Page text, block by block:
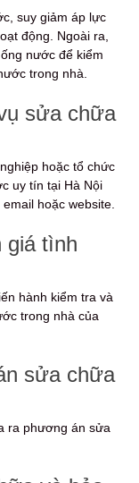
suy giảm áp lực
động. Ngoài ra,
nước để kiểm
trong nhà.
sửa chữa
hoặc tổ chức
uy tín tại Hà Nội
hoặc website.
giá tình
hành kiểm tra và
trong nhà của
sửa chữa
ra phương án sửa